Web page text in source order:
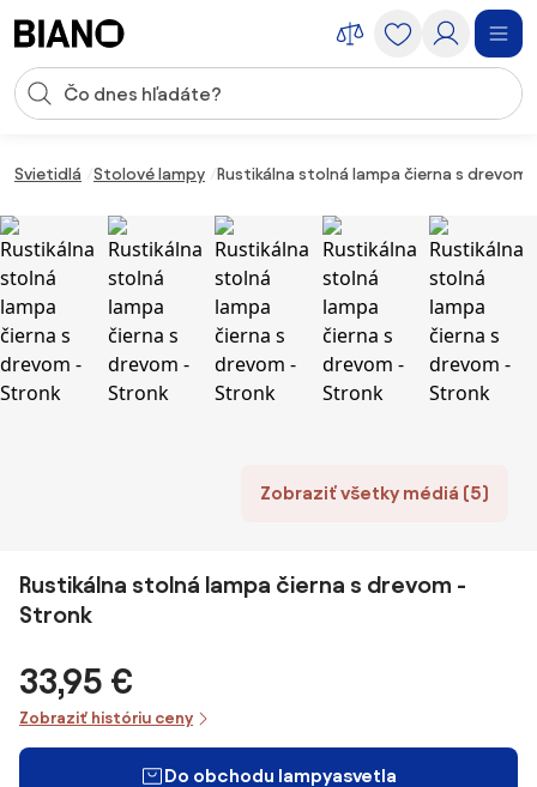
Vstup pre vyhľadávanie
Svietidlá Stolové lampy Rustikálna stolná lampa čierna s drevom
Zobraziť všetky médiá (5)
Rustikálna stolná lampa čierna s drevom -
Stronk
33,95 €
Zobraziť históriu ceny
Do obchodu lampyasvetla